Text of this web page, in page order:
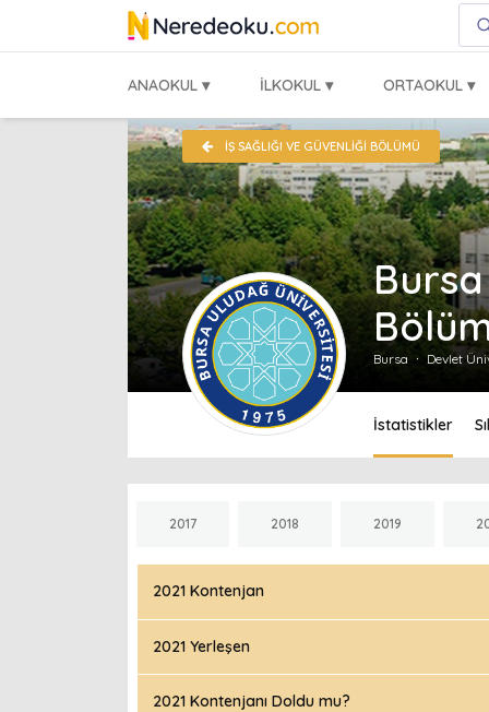
ANAOKUL ▾ İLKOKUL ▾ ORTAOKUL ▾
Bursa Devlet
İŞ SAĞLIĞI VE GÜVENLIĞI BÖLÜMÜ
İstatistikler
2017 2018 2019
2021 Kontenjan
2021 Yerleşen
2021 Kontenjanı Doldu mu?